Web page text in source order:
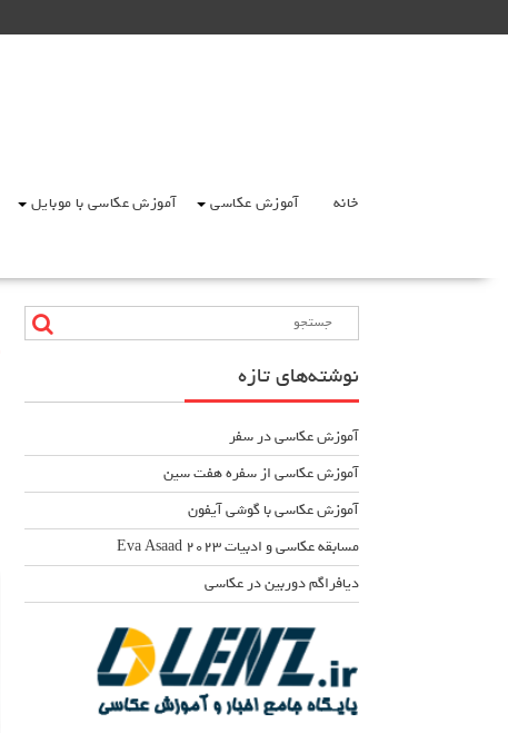
to
خانه آموزش عکاسی آموزش عکاسی با موبایل
نوشته‌های تازه
آموزش عکاسی در سفر
آموزش عکاسی از سفره هفت سین
آموزش عکاسی با گوشی آیفون
مسابقه عکاسی و ادبیات Eva Asaad ۲۰۲۳
دیافراگم دوربین در عکاسی